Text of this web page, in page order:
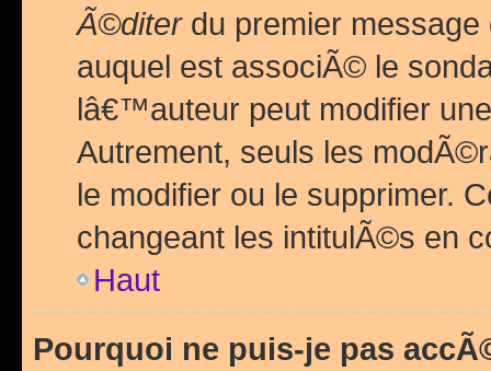
Ã©diterdu premier
auquel est associÃ© le
lâ€™auteur peut modifier
Autrement, seuls les
le modifier ou le supprimer.
changeant les intitulÃ©s en
Haut
Pourquoi ne puis-je pas